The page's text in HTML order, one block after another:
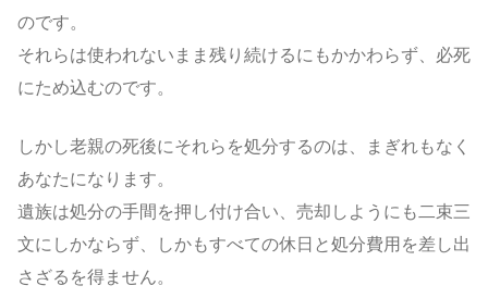
のです。
それらは使われないまま残り続けるにもかかわらず、必死
にため込むのです。
しかし老親の死後にそれらを処分するのは、まぎれもなく
あなたになります。
遺族は処分の手間を押し付け合い、売却しようにも二束三
文にしかならず、しかもすべての休日と処分費用を差し出
さざるを得ません。